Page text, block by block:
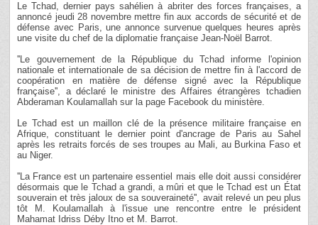
Le Tchad, dernier pays sahélien à abriter des forces françaises, a
annoncé jeudi 28 novembre mettre fin aux accords de sécurité et de
défense avec Paris, une annonce survenue quelques heures après
une visite du chef de la diplomatie française Jean-Noël Barrot.
''Le gouvernement de la République du Tchad informe l'opinion
nationale et internationale de sa décision de mettre fin à l'accord de
coopération en matière de défense signé avec la République
française'', a déclaré le ministre des Affaires étrangères tchadien
Abderaman Koulamallah sur la page Facebook du ministère.
Le Tchad est un maillon clé de la présence militaire française en
Afrique, constituant le dernier point d'ancrage de Paris au Sahel
après les retraits forcés de ses troupes au Mali, au Burkina Faso et
au Niger.
''La France est un partenaire essentiel mais elle doit aussi considérer
désormais que le Tchad a grandi, a mûri et que le Tchad est un État
souverain et très jaloux de sa souveraineté'', avait relevé un peu plus
tôt M. Koulamallah à l'issue une rencontre entre le président
Mahamat Idriss Déby Itno et M. Barrot.